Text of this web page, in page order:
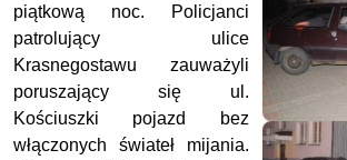
piątkową noc. Policjanci
patrolujący ulice
Krasnegostawu zauważyli
poruszający się ul.
Kościuszki pojazd bez
włączonych świateł mijania.